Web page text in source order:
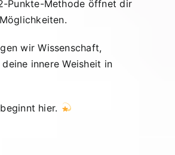
Punkte-Methode öffnet dir
wir Wissenschaft,
innere Weisheit in
hier.